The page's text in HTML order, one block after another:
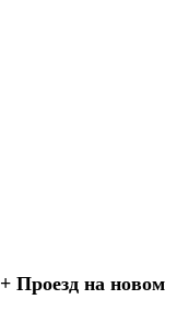
Проезд на новом